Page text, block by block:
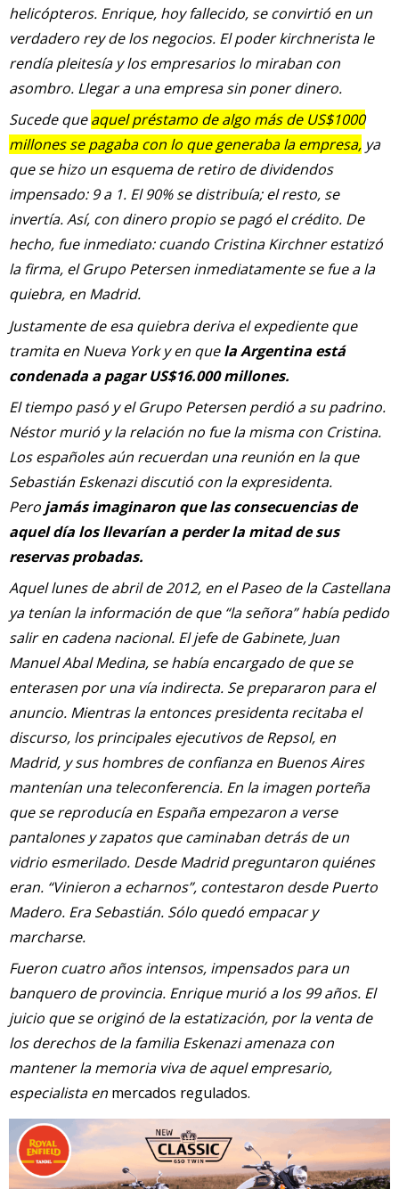
helicópteros. Enrique, hoy fallecido, se convirtió en un
verdadero rey de los negocios. El poder kirchnerista le
rendía pleitesía y los empresarios lo miraban con
asombro. Llegar a una empresa sin poner dinero.
Sucede queaquel préstamo de algo más de US$1000
millones se pagaba con lo que generaba la empresa, ya
que se hizo un esquema de retiro de dividendos
impensado: 9 a 1. El 90% se distribuía; el resto, se
invertía. Así, con dinero propio se pagó el crédito. De
hecho, fue inmediato: cuando Cristina Kirchner estatizó
la firma, el Grupo Petersen inmediatamente se fue a la
quiebra, en Madrid.
Justamente de esa quiebra deriva el expediente que
tramita en Nueva York y en quela Argentina está
condenada a pagar US$16.000 millones.
El tiempo pasó y el Grupo Petersen perdió a su padrino.
Néstor murió y la relación no fue la misma con Cristina.
Los españoles aún recuerdan una reunión en la que
Sebastián Eskenazi discutió con la expresidenta.
Pero jamás imaginaron que las consecuencias de
aquel día los llevarían a perder la mitad de sus
reservas probadas.
Aquel lunes de abril de 2012, en el Paseo de la Castellana
ya tenían la información de que “la señora” había pedido
salir en cadena nacional. El jefe de Gabinete, Juan
Manuel Abal Medina, se había encargado de que se
enterasen por una vía indirecta. Se prepararon para el
anuncio. Mientras la entonces presidenta recitaba el
discurso, los principales ejecutivos de Repsol, en
Madrid, y sus hombres de confianza en Buenos Aires
mantenían una teleconferencia. En la imagen porteña
que se reproducía en España empezaron a verse
pantalones y zapatos que caminaban detrás de un
vidrio esmerilado. Desde Madrid preguntaron quiénes
eran. “Vinieron a echarnos”, contestaron desde Puerto
Madero. Era Sebastián. Sólo quedó empacar y
marcharse.
Fueron cuatro años intensos, impensados para un
banquero de provincia. Enrique murió a los 99 años. El
juicio que se originó de la estatización, por la venta de
los derechos de la familia Eskenazi amenaza con
mantener la memoria viva de aquel empresario,
especialista en mercados regulados.